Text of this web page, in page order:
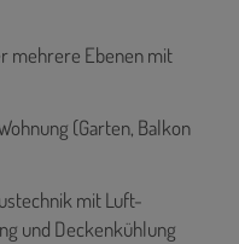
mehrere Ebenen mit
(Garten, Balkon
mit Luft-
und Deckenkühlung